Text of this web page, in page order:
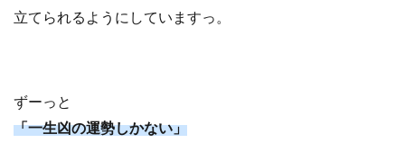
立てられるようにしていますっ。
ずーっと
「一生凶の運勢しかない」